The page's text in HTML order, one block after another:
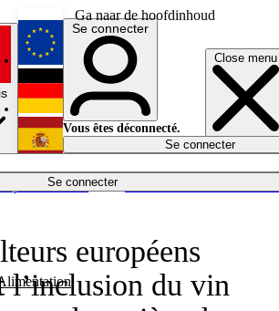
Ga naar de hoofdinhoud
Close menu
Se connecter
Économie
English
Deutsch
Español
Se connecter
Vous êtes déconnecté.
Se connecter
européens
l’inclusion du vin